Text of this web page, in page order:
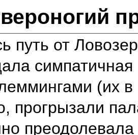
путь от
симпатичная
(их
прогрызали